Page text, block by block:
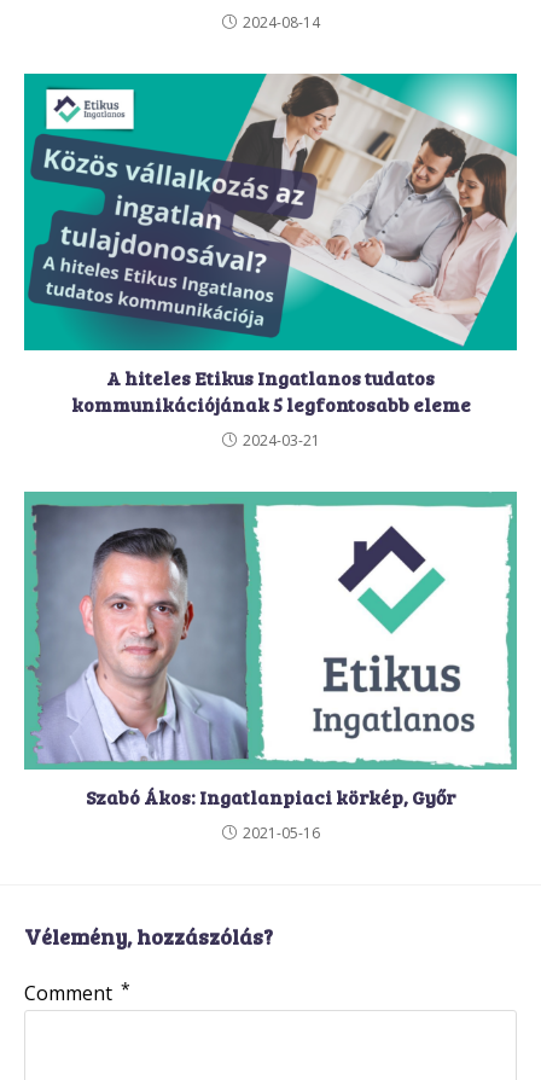
2024-08-14
A hiteles Etikus Ingatlanos tudatos
kommunikációjának 5 legfontosabb eleme
2024-03-21
Szabó Ákos: Ingatlanpiaci körkép, Győr
2021-05-16
Vélemény, hozzászólás?
Comment *